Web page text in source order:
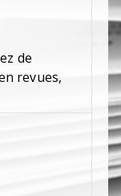
de
revues,